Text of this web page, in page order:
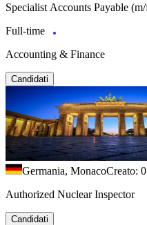
Specialist Accounts Payable
Full-time
Accounting & Finance
Candidati
Germania, MonacoCreato:
Authorized Nuclear Inspector
Candidati